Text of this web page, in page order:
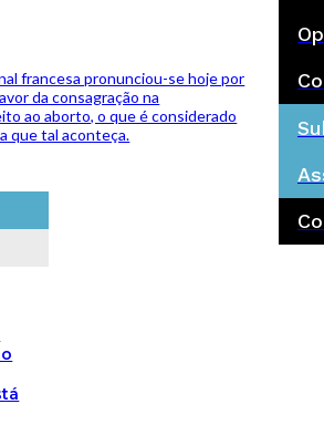
francesa pronunciou-se hoje por
da consagração na
ao aborto, o que é considerado
que tal aconteça.